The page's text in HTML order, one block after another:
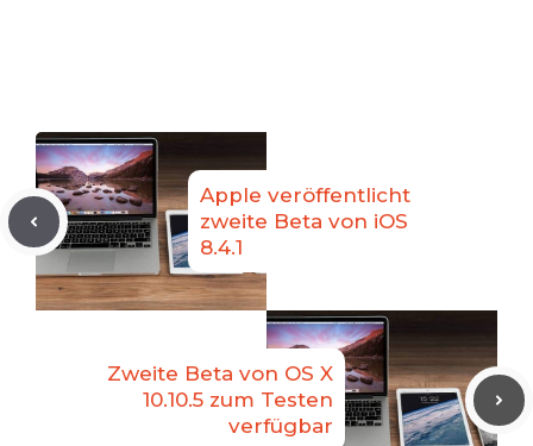
Apple veröffentlicht
zweite Beta von iOS
8.4.1
Zweite Beta von OS X
10.10.5 zum Testen
verfügbar